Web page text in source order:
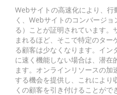
Webサイトの高速化により、
く、Webサイトのコンバージ
る）ことが証明されています。
まれるほど、そこで特定のター
る顧客は少なくなります。イン
に速く機能しない場合は、潜在
ます。オンラインリソースの
する機会を提供し、これにより
くの顧客を引き付けることがで